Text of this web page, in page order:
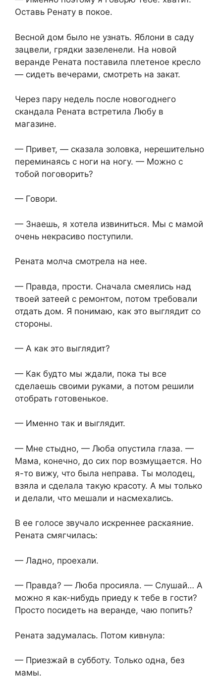
Оставь Ренату в покое.
Весной дом было не узнать. Яблони в саду
зацвели, грядки зазеленели. На новой
веранде Рената поставила плетеное кресло
— сидеть вечерами, смотреть на закат.
Через пару недель после новогоднего
скандала Рената встретила Любу в
магазине.
— Привет, — сказала золовка, нерешительно
переминаясь с ноги на ногу. — Можно с
тобой поговорить?
— Говори.
— Знаешь, я хотела извиниться. Мы с мамой
очень некрасиво поступили.
Рената молча смотрела на нее.
— Правда, прости. Сначала смеялись над
твоей затеей с ремонтом, потом требовали
отдать дом. Я понимаю, как это выглядит со
стороны.
— А как это выглядит?
— Как будто мы ждали, пока ты все
сделаешь своими руками, а потом решили
отобрать готовенькое.
— Именно так и выглядит.
— Мне стыдно, — Люба опустила глаза. —
Мама, конечно, до сих пор возмущается. Но
я-то вижу, что была неправа. Ты молодец,
взяла и сделала такую красоту. А мы только
и делали, что мешали и насмехались.
В ее голосе звучало искреннее раскаяние.
Рената смягчилась:
— Ладно, проехали.
— Правда? — Люба просияла. — Слушай… А
можно я как-нибудь приеду к тебе в гости?
Просто посидеть на веранде, чаю попить?
Рената задумалась. Потом кивнула:
— Приезжай в субботу. Только одна, без
мамы.